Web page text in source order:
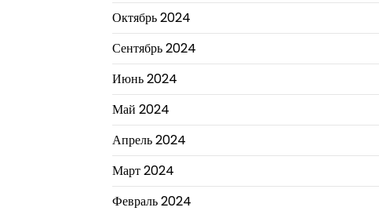
Октябрь 2024
Сентябрь 2024
Июнь 2024
Май 2024
Апрель 2024
Март 2024
Февраль 2024